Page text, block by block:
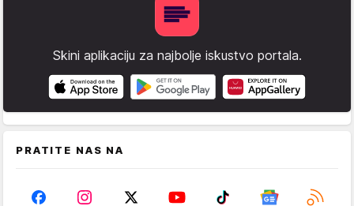
Skini aplikaciju za najbolje iskustvo portala.
PRATITE NAS NA